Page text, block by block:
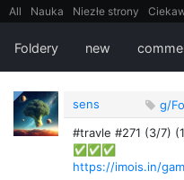
All Nauka Niezłe strony
Bezpieczeństwo
Książki
Matematyka
gify
Cytaty Mapy Film
Foldery new
sens g/
#travle #271 (3/7)
✅✅✅
https://imois.in/